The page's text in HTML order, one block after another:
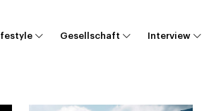
Gesellschaft Interview